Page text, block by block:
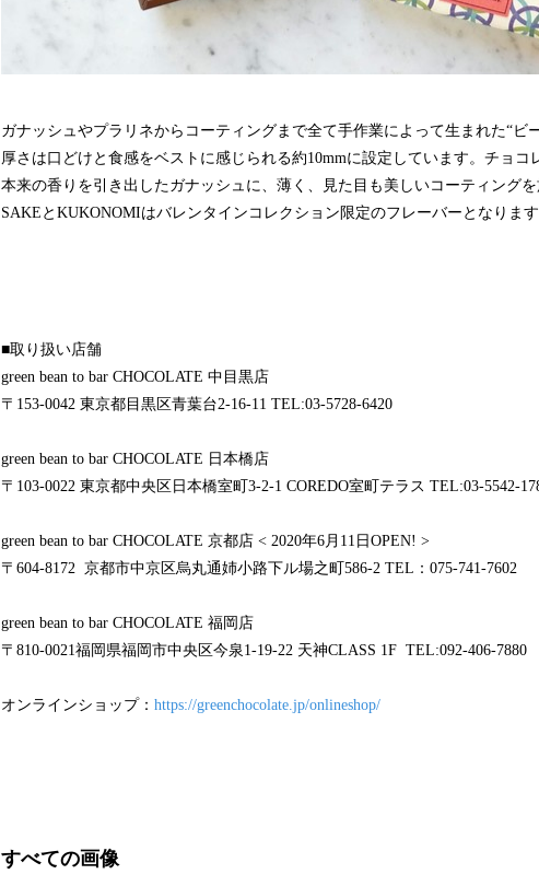
ガナッシュやプラリネからコーティングまで全て手作業によって生まれた“ビ
厚さは口どけと食感をベストに感じられる約10mmに設定しています。チョ
本来の香りを引き出したガナッシュに、薄く、見た目も美しいコーティングを
SAKEとKUKONOMIはバレンタインコレクション限定のフレーバーとなります
■取り扱い店舗
green bean to bar CHOCOLATE 中目黒店
〒153-0042 東京都目黒区青葉台2-16-11 TEL:03-5728-6420
green bean to bar CHOCOLATE 日本橋店
〒103-0022 東京都中央区日本橋室町3-2-1 COREDO室町テラス TEL:03-5542-
green bean to bar CHOCOLATE 京都店 < 2020年6月11日OPEN! >
〒604-8172 京都市中京区烏丸通姉小路下ル場之町586-2 TEL：075-741-7602
green bean to bar CHOCOLATE 福岡店
〒810-0021福岡県福岡市中央区今泉1-19-22 天神CLASS 1F TEL:092-406-7880
オンラインショップ： https://greenchocolate.jp/onlineshop/
すべての画像